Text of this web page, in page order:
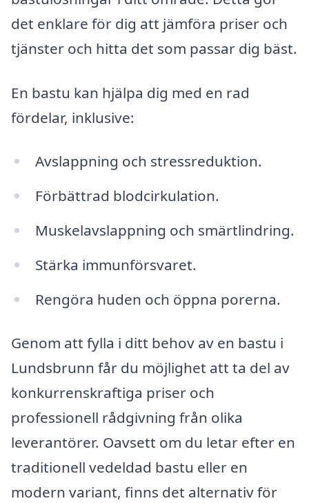
det enklare för dig att jämföra priser och
tjänster och hitta det som passar dig bäst.
En bastu kan hjälpa dig med en rad
fördelar, inklusive:
Avslappning och stressreduktion.
Förbättrad blodcirkulation.
Muskelavslappning och smärtlindring.
Stärka immunförsvaret.
Rengöra huden och öppna porerna.
Genom att fylla i ditt behov av en bastu i
Lundsbrunn får du möjlighet att ta del av
konkurrenskraftiga priser och
professionell rådgivning från olika
leverantörer. Oavsett om du letar efter en
traditionell vedeldad bastu eller en
modern variant, finns det alternativ för